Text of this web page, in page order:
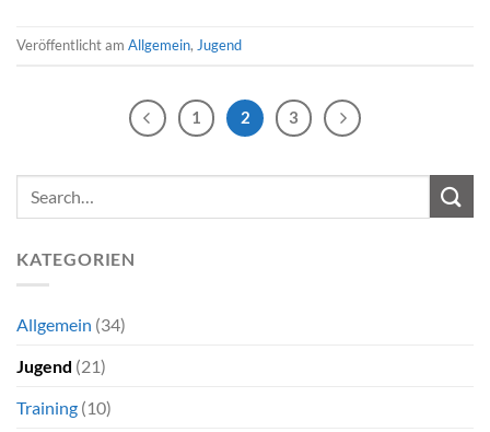
Veröffentlicht am Allgemein, Jugend
1 2 3
KATEGORIEN
Allgemein (34)
Jugend (21)
Training (10)